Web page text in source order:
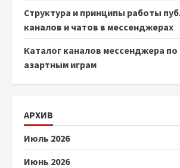
Структура и принципы работы
каналов и чатов в мессенджерах
Каталог каналов мессенджера по
азартным играм
АРХИВ
Июль 2026
Июнь 2026